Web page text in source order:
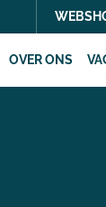
OVER ONS